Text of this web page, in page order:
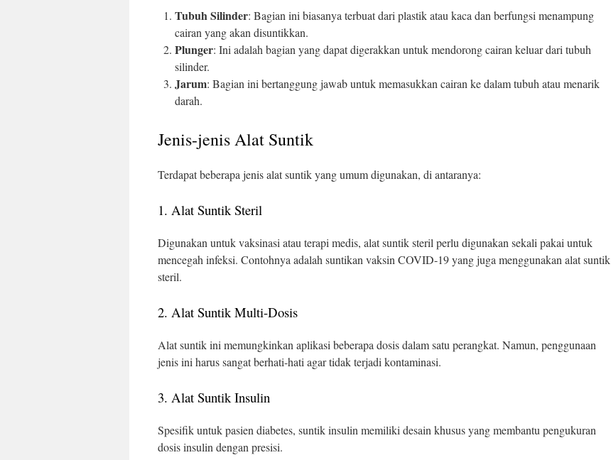
Tubuh Silinder: Bagian ini biasanya terbuat dari plastik atau kaca dan berfungsi menampung
cairan yang akan disuntikkan.
Plunger: Ini adalah bagian yang dapat digerakkan untuk mendorong cairan keluar dari tubuh
silinder.
Jarum: Bagian ini bertanggung jawab untuk memasukkan cairan ke dalam tubuh atau menarik
darah.
Jenis-jenis Alat Suntik
Terdapat beberapa jenis alat suntik yang umum digunakan, di antaranya:
1. Alat Suntik Steril
Digunakan untuk vaksinasi atau terapi medis, alat suntik steril perlu digunakan sekali pakai untuk
mencegah infeksi. Contohnya adalah suntikan vaksin COVID-19 yang juga menggunakan alat suntik
steril.
2. Alat Suntik Multi-Dosis
Alat suntik ini memungkinkan aplikasi beberapa dosis dalam satu perangkat. Namun, penggunaan
jenis ini harus sangat berhati-hati agar tidak terjadi kontaminasi.
3. Alat Suntik Insulin
Spesifik untuk pasien diabetes, suntik insulin memiliki desain khusus yang membantu pengukuran
dosis insulin dengan presisi.